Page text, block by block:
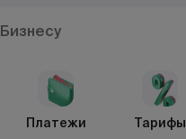
Бизнесу
Платежи Тарифы